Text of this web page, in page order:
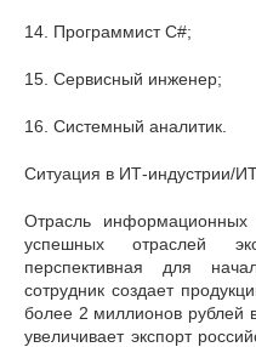
14. Программист C#;
15. Сервисный инженер;
16. Системный аналитик.
Ситуация в ИТ-индустрии/
Отрасль
успешных отраслей
перспективная для
сотрудник создает
более 2 миллионов рублей
увеличивает экспорт